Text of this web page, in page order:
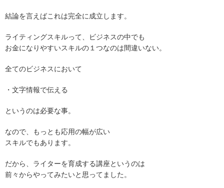
結論を言えばこれは完全に成立します。
ライティングスキルって、ビジネスの中でも
お金になりやすいスキルの１つなのは間違いない。
全てのビジネスにおいて
・文字情報で伝える
というのは必要な事。
なので、もっとも応用の幅が広い
スキルでもあります。
だから、ライターを育成する講座というのは
前々からやってみたいと思ってました。